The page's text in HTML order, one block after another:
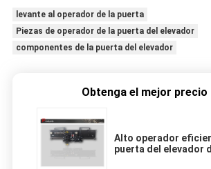
levante al operador de la puerta
Piezas de operador de la puerta del elevador
componentes de la puerta del elevador
Obtenga el mejor precio
Alto operador
puerta del elevador